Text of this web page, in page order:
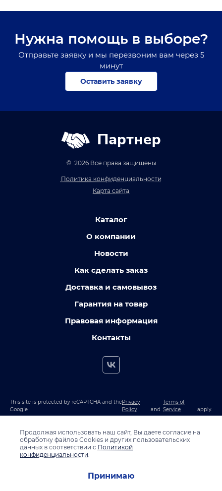
Нужна помощь в выборе?
Отправьте заявку и мы перезвоним вам через 5
минут
Оставить заявку
Партнер
© 2026 Все права защищены
Политика конфиденциальности
Карта сайта
Каталог
О компании
Новости
Как сделать заказ
Доставка и самовывоз
Гарантия на товар
Правовая информация
Контакты
This site is protected by reCAPTCHA and the
Google
Privacy
Policy
and
Terms of
Service
apply.
Продолжая использовать наш сайт, Вы даете согласие на
обработку файлов Cookies и других пользовательских
данных в соответствии с Политикой
конфиденциальности.
Принимаю